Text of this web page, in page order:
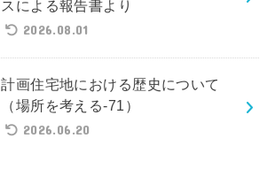
スによる報告書より
2026.08.01
計画住宅地における歴史について
（場所を考える-71）
2026.06.20